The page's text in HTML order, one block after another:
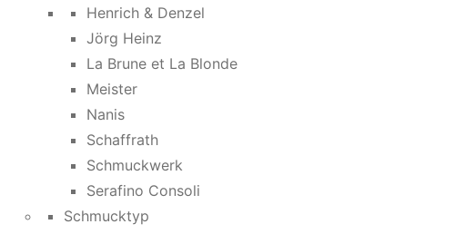
Henrich & Denzel
Jörg Heinz
La Brune et La Blonde
Meister
Nanis
Schaffrath
Schmuckwerk
Serafino Consoli
Schmucktyp